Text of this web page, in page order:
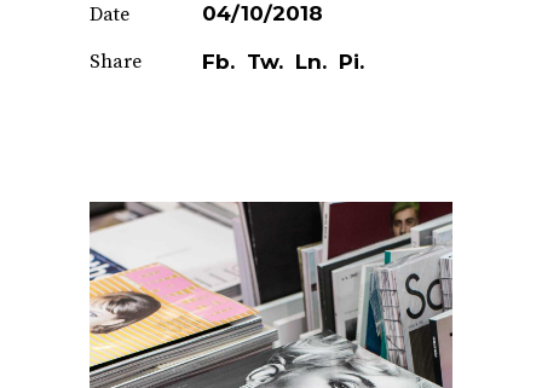
Date
04/10/2018
Share
Fb. Tw. Ln. Pi.